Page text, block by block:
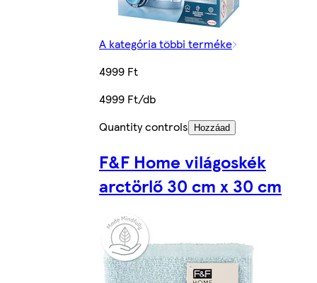
A kategória többi terméke
4999 Ft
4999 Ft/db
Quantity controls
Hozzáad
F&F Home világoskék
arctörlő 30 cm x 30 cm